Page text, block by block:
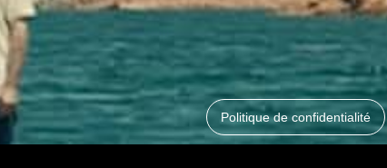
Politique de confidentialité